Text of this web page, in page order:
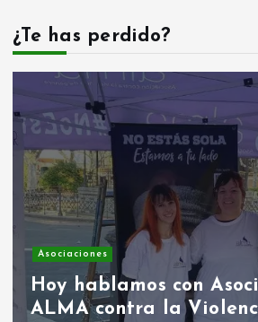
¿Te has perdido?
Asociaciones
Hoy hablamos con
ALMA contra la